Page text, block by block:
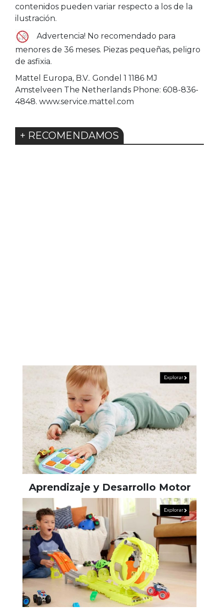
contenidos pueden variar respecto a los de la
ilustración.
Advertencia! No recomendado para
menores de 36 meses. Piezas pequeñas, peligro
de asfixia.
Mattel Europa, B.V.. Gondel 1 1186 MJ
Amstelveen The Netherlands Phone: 608-836-
4848. www.service.mattel.com
+ RECOMENDAMOS
Aprendizaje y Desarrollo Motor